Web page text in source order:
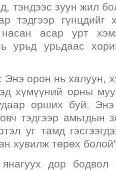
тэндээс зуун жил
тэдгээр гүнцдийг
асар урт
урьд урьдаас
Энэ орон нь халуун,
хүмүүний орны
орших буй.
тэдгээр амьтдын
уг тамд
хувилж төрөх
дор